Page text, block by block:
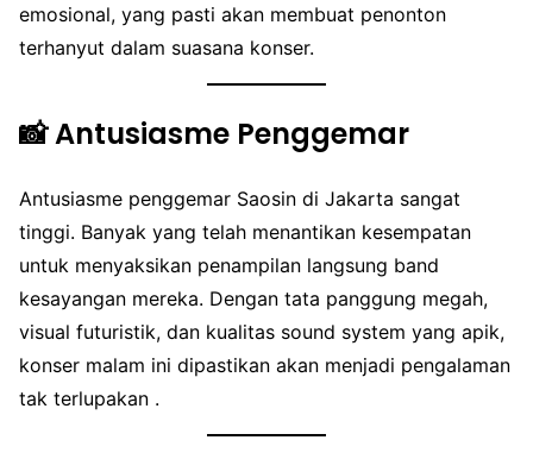
emosional, yang pasti akan membuat penonton
terhanyut dalam suasana konser.
📸 Antusiasme Penggemar
Antusiasme penggemar Saosin di Jakarta sangat
tinggi. Banyak yang telah menantikan kesempatan
untuk menyaksikan penampilan langsung band
kesayangan mereka. Dengan tata panggung megah,
visual futuristik, dan kualitas sound system yang apik,
konser malam ini dipastikan akan menjadi pengalaman
tak terlupakan .